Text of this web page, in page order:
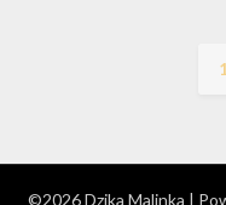
©2026 Dzika Malinka |